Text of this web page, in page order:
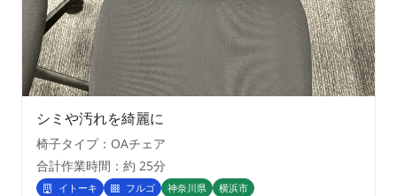
シミや汚れを綺麗に
椅子タイプ：OAチェア
合計作業時間：約 25分
イトーキ フルゴ 神奈川県 横浜市